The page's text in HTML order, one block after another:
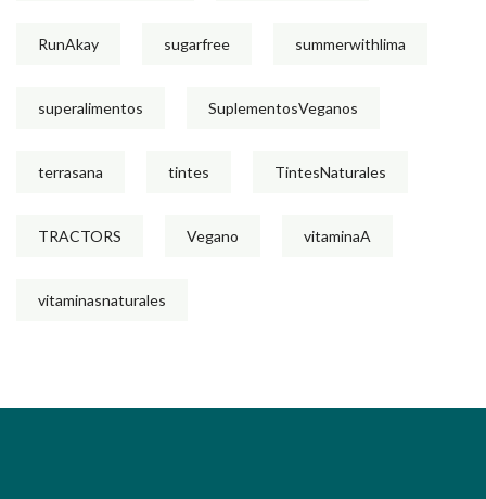
RunAkay sugarfree summerwithlima
superalimentos SuplementosVeganos
terrasana tintes TintesNaturales
TRACTORS Vegano vitaminaA
vitaminasnaturales